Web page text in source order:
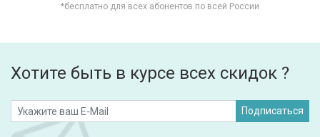
*бесплатно для всех абонентов по всей России
Хотите быть в курсе всех скидок ?
Подписаться